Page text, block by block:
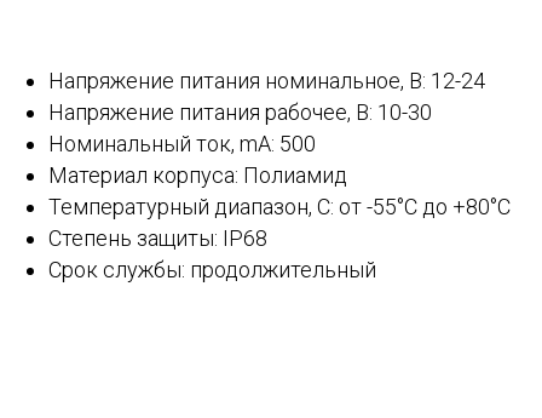
Напряжение питания номинальное, В: 12-24
Напряжение питания рабочее, В: 10-30
Номинальный ток, mA: 500
Материал корпуса: Полиамид
Температурный диапазон, С: от -55°С до +80°С
Степень защиты: IP68
Срок службы: продолжительный